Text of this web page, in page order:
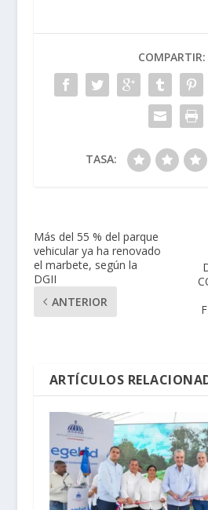
COMPARTIR:
TASA:
Más del 55 % del parque
vehicular ya ha renovado
el marbete, según la
DGII
ANTERIOR
ARTÍCULOS